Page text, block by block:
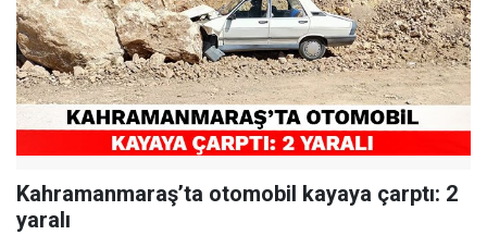
Kahramanmaraş’ta otomobil kayaya çarptı: 2
yaralı